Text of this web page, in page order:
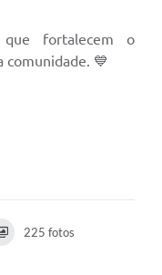
que fortalecem o
comunidade. 💙
225 fotos